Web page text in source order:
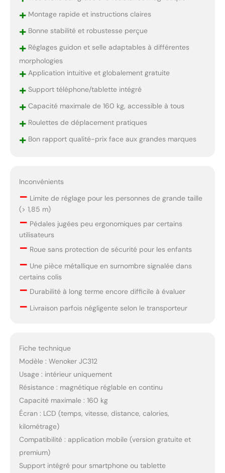
+Montage rapide et instructions claires
+Bonne stabilité et robustesse perçue
+Réglages guidon et selle adaptables à différentes
morphologies
+Application intuitive et globalement gratuite
+Support téléphone/tablette intégré
+Capacité maximale de 160 kg, accessible à tous
+Roulettes de déplacement pratiques
+Bon rapport qualité-prix face aux grandes marques
Inconvénients
– Limite de réglage pour les personnes de grande taille
(> 1,85 m)
– Pédales jugées peu ergonomiques par certains
utilisateurs
– Roue sans protection de sécurité pour les enfants
– Une pièce métallique en surnombre signalée dans
certains colis
– Durabilité à long terme encore difficile à évaluer
– Livraison parfois négligente selon le transporteur
Fiche technique
Modèle : Wenoker JC312
Usage : intérieur uniquement
Résistance : magnétique réglable en continu
Capacité maximale : 160 kg
Écran : LCD (temps, vitesse, distance, calories,
kilométrage)
Compatibilité : application mobile (version gratuite et
premium)
Support intégré pour smartphone ou tablette